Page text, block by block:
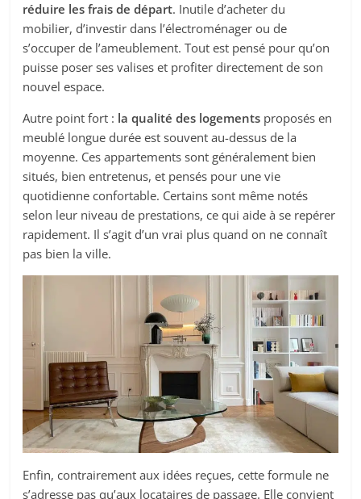
réduire les frais de départ. Inutile d’acheter du
mobilier, d’investir dans l’électroménager ou de
s’occuper de l’ameublement. Tout est pensé pour qu’on
puisse poser ses valises et profiter directement de son
nouvel espace.
Autre point fort : la qualité des logements proposés en
meublé longue durée est souvent au-dessus de la
moyenne. Ces appartements sont généralement bien
situés, bien entretenus, et pensés pour une vie
quotidienne confortable. Certains sont même notés
selon leur niveau de prestations, ce qui aide à se repérer
rapidement. Il s’agit d’un vrai plus quand on ne connaît
pas bien la ville.
Enfin, contrairement aux idées reçues, cette formule ne
s’adresse pas qu’aux locataires de passage. Elle convient